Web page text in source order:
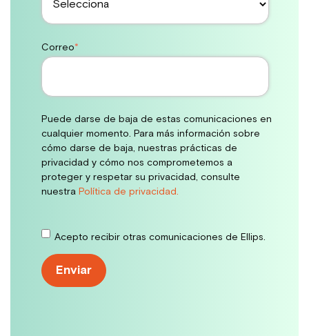
Correo*
Puede darse de baja de estas comunicaciones en
cualquier momento. Para más información sobre
cómo darse de baja, nuestras prácticas de
privacidad y cómo nos comprometemos a
proteger y respetar su privacidad, consulte
nuestra Política de privacidad.
Acepto recibir otras comunicaciones de Ellips.